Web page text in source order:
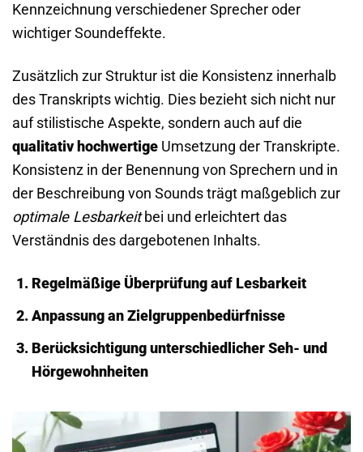
Kennzeichnung verschiedener Sprecher oder
wichtiger Soundeffekte.
Zusätzlich zur Struktur ist die Konsistenz innerhalb
des Transkripts wichtig. Dies bezieht sich nicht nur
auf stilistische Aspekte, sondern auch auf die
qualitativ hochwertige Umsetzung der Transkripte.
Konsistenz in der Benennung von Sprechern und in
der Beschreibung von Sounds trägt maßgeblich zur
optimale Lesbarkeitbei und erleichtert das
Verständnis des dargebotenen Inhalts.
Regelmäßige Überprüfung auf Lesbarkeit
Anpassung an Zielgruppenbedürfnisse
Berücksichtigung unterschiedlicher Seh- und
Hörgewohnheiten